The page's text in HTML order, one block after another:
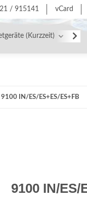
/ 915141 vCard
(Kurzzeit)
9100 IN/ES/ES+ES/ES+FB
9100 IN/ES/